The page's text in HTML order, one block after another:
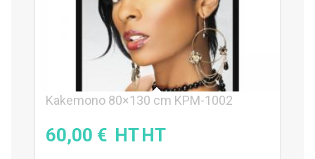
Kakemono 80×130 cm KPM-1002
60,00 €